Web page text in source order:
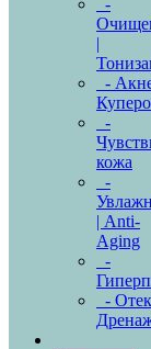
-
|
-
-
кожа
-
| Anti-
Aging
-
-